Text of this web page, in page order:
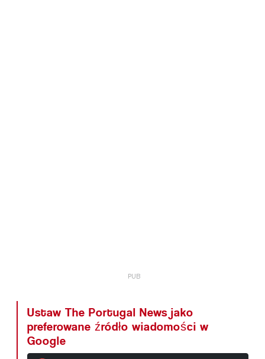
Ustaw The Portugal News jako
preferowane źródło wiadomości w
Google